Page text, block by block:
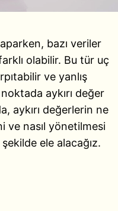
bazı veriler
olabilir. Bu tür uç
ve yanlış
aykırı değer
aykırı değerlerin ne
ve nasıl yönetilmesi
ele alacağız.